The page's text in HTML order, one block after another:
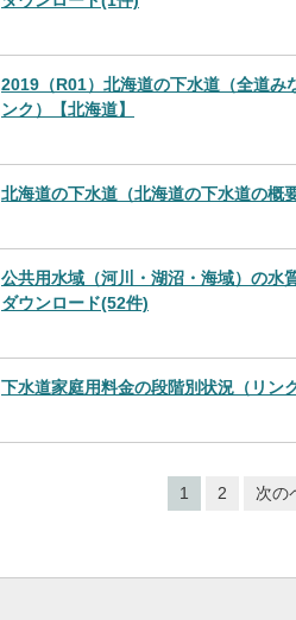
2019（R01）北海道の下水道（全道み
ンク）【北海道】
北海道の下水道（北海道の下水道の概
公共用水域（河川・湖沼・海域）の水
ダウンロード(52件)
下水道家庭用料金の段階別状況（リン
1 2 次の